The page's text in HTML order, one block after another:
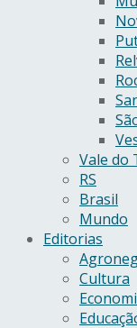
Vale do
RS
Brasil
Mundo
Editorias
Cultura